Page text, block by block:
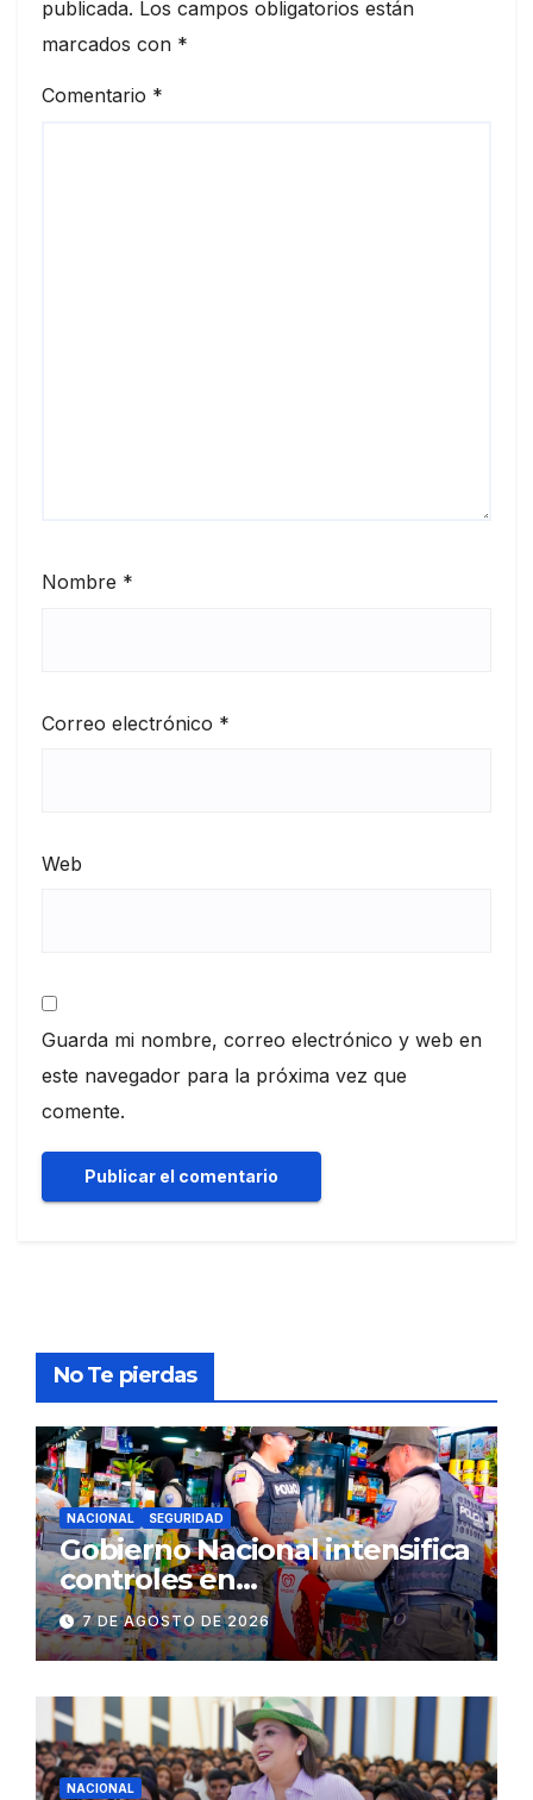
publicada. Los campos obligatorios están
marcados con *
Comentario *
Nombre *
Correo electrónico *
Web
Guarda mi nombre, correo electrónico y web en
este navegador para la próxima vez que
comente.
No Te pierdas
NACIONAL SEGURIDAD
Gobierno Nacional intensifica
controles en
establecimientos y espacios
públicos de Pichincha: 684
operativos en zonas
comerciales y de
concurrencia
7 DE AGOSTO DE 2026
NACIONAL